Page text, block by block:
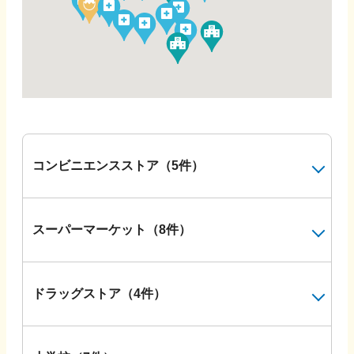
コンビニエンスストア （5件）
スーパーマーケット （8件）
ドラッグストア （4件）